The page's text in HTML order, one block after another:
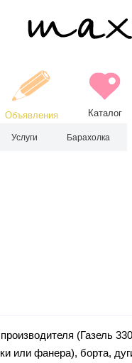
Объявления Каталог
Услуги Барахолка
(Газель
или фанера), борта,